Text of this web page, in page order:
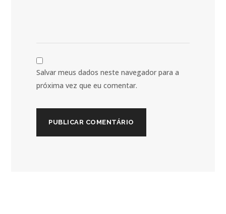
Salvar meus dados neste navegador para a
próxima vez que eu comentar.